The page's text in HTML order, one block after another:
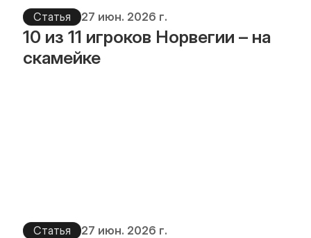
Статья 27 июн. 2026 г.
10 из 11 игроков Норвегии – на
скамейке
Статья 27 июн. 2026 г.